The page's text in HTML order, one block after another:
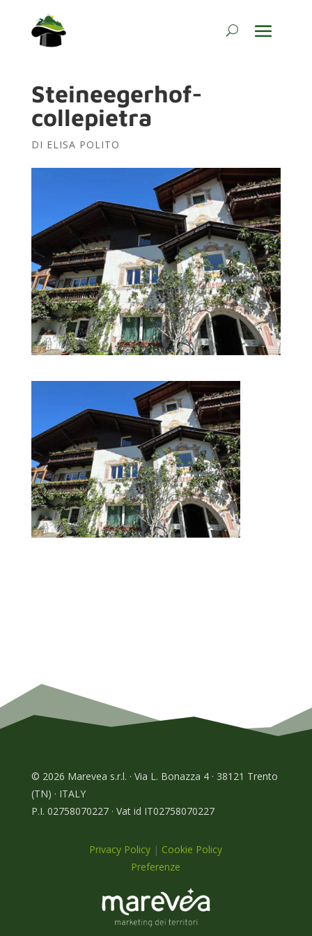
Steineegerhof-
collepietra
DI ELISA POLITO
© 2026 Marevea s.r.l. · Via L. Bonazza 4 · 38121 Trento
(TN) · ITALY
P.I. 02758070227 · Vat id IT02758070227
Privacy Policy | Cookie Policy
Preferenze